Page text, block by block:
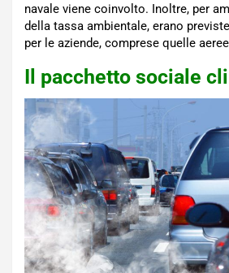
navale viene coinvolto. Inoltre, per
della tassa ambientale, erano
per le aziende, comprese quelle
Il pacchetto sociale